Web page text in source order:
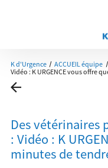
K d'Urgence ACCUEIL équipe
Vidéo : K URGENCE vous offre
Des vétérinaires
: Vidéo : K
minutes de